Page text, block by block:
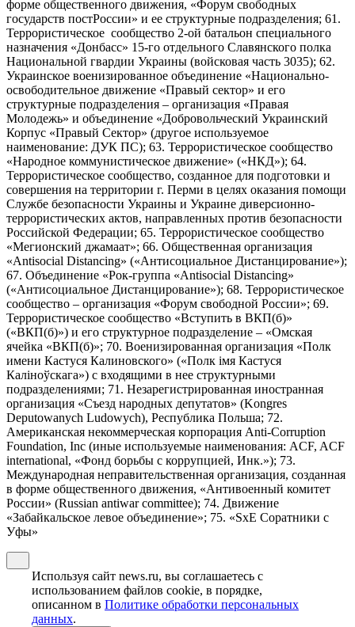
форме общественного движения, «Форум свободных
государств постРоссии» и ее структурные подразделения; 61.
Террористическое сообщество 2-ой батальон специального
назначения «Донбасс» 15-го отдельного Славянского полка
Национальной гвардии Украины (войсковая часть 3035); 62.
Украинское военизированное объединение «Национально-
освободительное движение «Правый сектор» и его
структурные подразделения – организация «Правая
Молодежь» и объединение «Добровольческий Украинский
Корпус «Правый Сектор» (другое используемое
наименование: ДУК ПС); 63. Террористическое сообщество
«Народное коммунистическое движение» («НКД»); 64.
Террористическое сообщество, созданное для подготовки и
совершения на территории г. Перми в целях оказания помощи
Службе безопасности Украины и Украине диверсионно-
террористических актов, направленных против безопасности
Российской Федерации; 65. Террористическое сообщество
«Мегионский джамаат»; 66. Общественная организация
«Antisocial Distancing» («Антисоциальное Дистанцирование»);
67. Объединение «Рок-группа «Antisocial Distancing»
(«Антисоциальное Дистанцирование»); 68. Террористическое
сообщество – организация «Форум свободной России»; 69.
Террористическое сообщество «Вступить в ВКП(б)»
(«ВКП(б)») и его структурное подразделение – «Омская
ячейка «ВКП(б)»; 70. Военизированная организация «Полк
имени Кастуся Калиновского» («Полк iмя Кастуся
Калiноўскага») с входящими в нее структурными
подразделениями; 71. Незарегистрированная иностранная
организация «Съезд народных депутатов» (Kongres
Deputowanych Ludowych), Республика Польша; 72.
Американская некоммерческая корпорация Anti-Corruption
Foundation, Inc (иные используемые наименования: ACF, ACF
international, «Фонд борьбы с коррупцией, Инк.»); 73.
Международная неправительственная организация, созданная
в форме общественного движения, «Антивоенный комитет
России» (Russian antiwar committee); 74. Движение
«Забайкальское левое объединение»; 75. «SxE Соратники с
Уфы»
Используя сайт news.ru, вы соглашаетесь с
использованием файлов cookie, в порядке,
описанном в Политике обработки персональных
данных.